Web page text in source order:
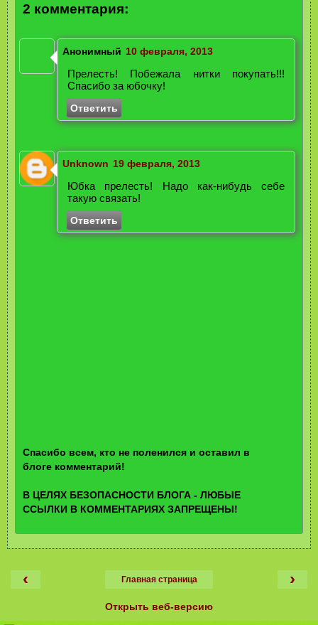
2 комментария:
Анонимный 10 февраля, 2013
Прелесть! Побежала нитки покупать!!!
Спасибо за юбочку!
Ответить
Unknown 19 февраля, 2013
Юбка прелесть! Надо как-нибудь себе
такую связать!
Ответить
Спасибо всем, кто не поленился и оставил в
блоге комментарий!
В ЦЕЛЯХ БЕЗОПАСНОСТИ БЛОГА - ЛЮБЫЕ
ССЫЛКИ В КОММЕНТАРИЯХ ЗАПРЕЩЕНЫ!
‹ ›
Главная страница
Открыть веб-версию